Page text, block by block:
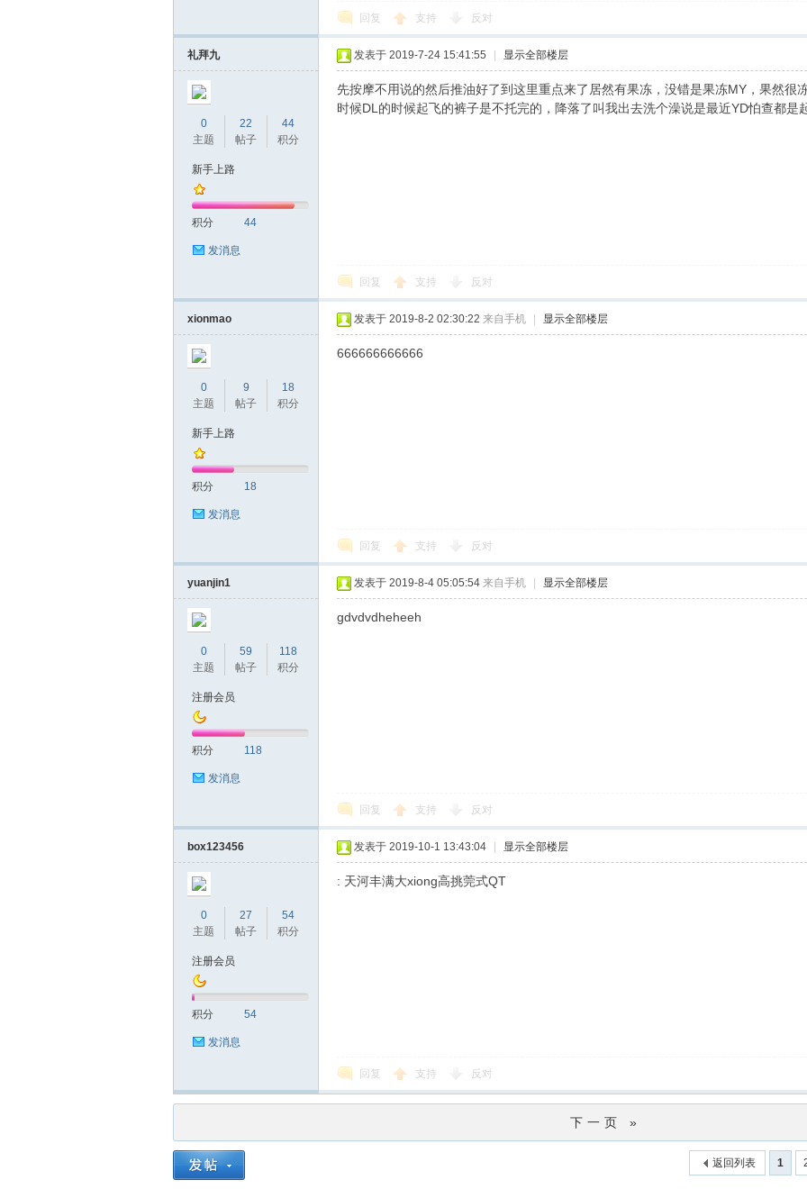
条
茶
回复 支持 反对
礼拜九
0
主题
22
帖子
44
积分
新手上路
积分 44
发消息
发表于 2019-7-24 15:41:55 显示全部楼层
先按摩不用说的然后推油好了到这里重点来了居然有果冻，没错是果冻MY，果然很
时候DL的时候起飞的裤子是不托完的，降落了叫我出去洗个澡说是最近YD怕查都是
回复 支持 反对
xionmao
0
主题
9
帖子
18
积分
新手上路
积分 18
发消息
发表于 2019-8-2 02:30:22 来自手机 显示全部楼层
666666666666
回复 支持 反对
yuanjin1
0
主题
59
帖子
118
积分
注册会员
积分 118
发消息
发表于 2019-8-4 05:05:54 来自手机 显示全部楼层
gdvdvdheheeh
回复 支持 反对
box123456
0
主题
27
帖子
54
积分
注册会员
积分 54
发消息
发表于 2019-10-1 13:43:04 显示全部楼层
: 天河丰满大xiong高挑莞式QT
回复 支持 反对
下一页 »
1
返回列表